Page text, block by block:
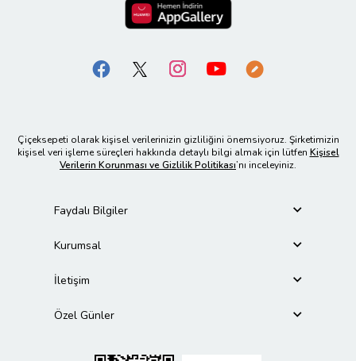
Çiçeksepeti olarak kişisel verilerinizin gizliliğini önemsiyoruz. Şirketimizin
kişisel veri işleme süreçleri hakkında detaylı bilgi almak için lütfen Kişisel
Verilerin Korunması ve Gizlilik Politikası’nı inceleyiniz.
Faydalı Bilgiler
Kurumsal
İletişim
Özel Günler